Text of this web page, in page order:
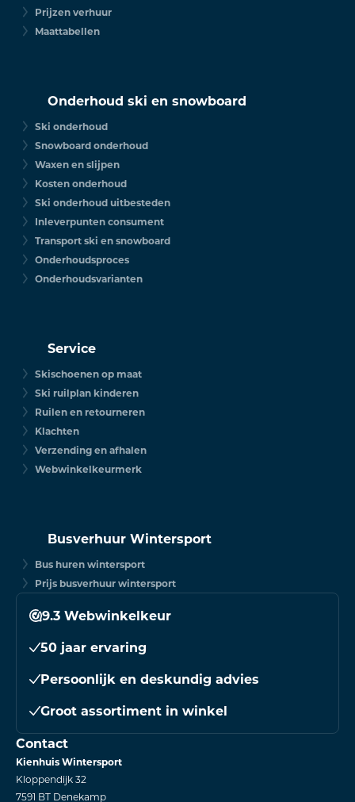
Prijzen verhuur
Maattabellen
Onderhoud ski en snowboard
Ski onderhoud
Snowboard onderhoud
Waxen en slijpen
Kosten onderhoud
Ski onderhoud uitbesteden
Inleverpunten consument
Transport ski en snowboard
Onderhoudsproces
Onderhoudsvarianten
Service
Skischoenen op maat
Ski ruilplan kinderen
Ruilen en retourneren
Klachten
Verzending en afhalen
Webwinkelkeurmerk
Busverhuur Wintersport
Bus huren wintersport
Prijs busverhuur wintersport
9.3 Webwinkelkeur
50 jaar ervaring
Persoonlijk en deskundig advies
Groot assortiment in winkel
Contact
Kienhuis Wintersport
Kloppendijk 32
7591 BT Denekamp